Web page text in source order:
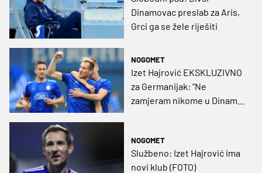
Dinamovac preslab za Aris,
Grci ga se žele riješiti
NOGOMET
Izet Hajrović EKSKLUZIVNO
za Germanijak: “Ne
zamjeram nikome u Dinamu,
NOGOMET
Službeno: Izet Hajrović ima
novi klub (FOTO)